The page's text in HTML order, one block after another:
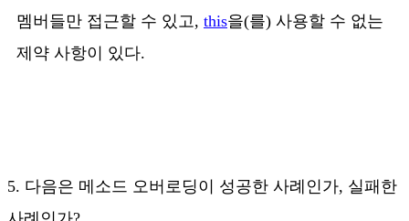
멤버들만 접근할 수 있고, this을(를) 사용할 수 없는
제약 사항이 있다.
5. 다음은 메소드 오버로딩이 성공한 사례인가, 실패한